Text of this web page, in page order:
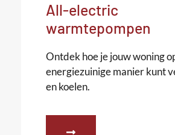
All-electric
warmtepompen
Ontdek hoe je jouw woning
energiezuinige manier kunt
en koelen.